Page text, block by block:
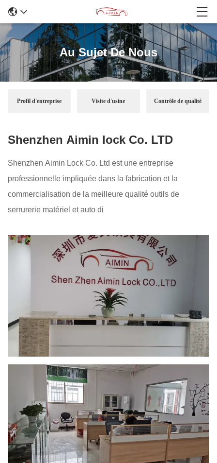
Au Sujet De Nous
Profil d'entreprise Visite d'usine Contrôle de qualité
Shenzhen Aimin lock Co. LTD
Shenzhen Aimin Lock Co. Ltd est une entreprise
professionnelle impliquée dans la fabrication et la
commercialisation de la meilleure qualité outils de
serrurerie matériel et auto di